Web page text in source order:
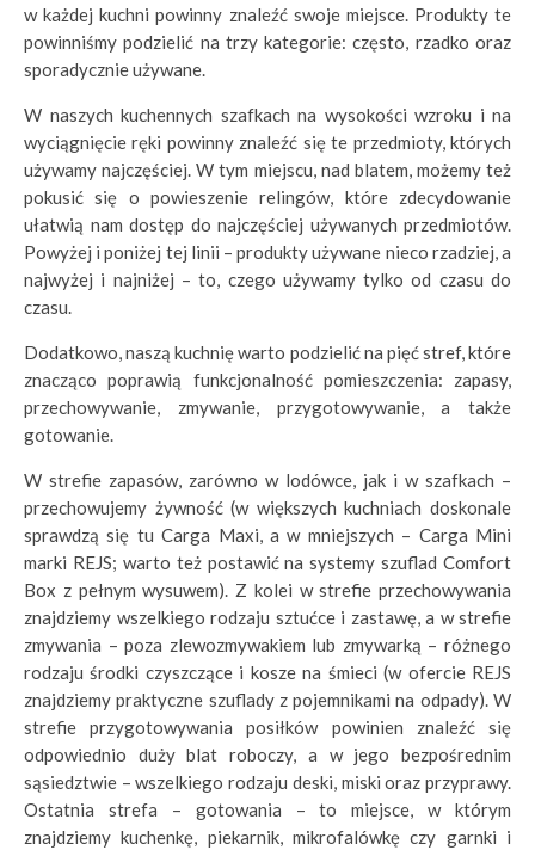
w każdej kuchni powinny znaleźć swoje miejsce. Produkty te
powinniśmy podzielić na trzy kategorie: często, rzadko oraz
sporadycznie używane.
W naszych kuchennych szafkach na wysokości wzroku i na
wyciągnięcie ręki powinny znaleźć się te przedmioty, których
używamy najczęściej. W tym miejscu, nad blatem, możemy też
pokusić się o powieszenie relingów, które zdecydowanie
ułatwią nam dostęp do najczęściej używanych przedmiotów.
Powyżej i poniżej tej linii – produkty używane nieco rzadziej, a
najwyżej i najniżej – to, czego używamy tylko od czasu do
czasu.
Dodatkowo, naszą kuchnię warto podzielić na pięć stref, które
znacząco poprawią funkcjonalność pomieszczenia: zapasy,
przechowywanie, zmywanie, przygotowywanie, a także
gotowanie.
W strefie zapasów, zarówno w lodówce, jak i w szafkach –
przechowujemy żywność (w większych kuchniach doskonale
sprawdzą się tu Carga Maxi, a w mniejszych – Carga Mini
marki REJS; warto też postawić na systemy szuflad Comfort
Box z pełnym wysuwem). Z kolei w strefie przechowywania
znajdziemy wszelkiego rodzaju sztućce i zastawę, a w strefie
zmywania – poza zlewozmywakiem lub zmywarką – różnego
rodzaju środki czyszczące i kosze na śmieci (w ofercie REJS
znajdziemy praktyczne szuflady z pojemnikami na odpady). W
strefie przygotowywania posiłków powinien znaleźć się
odpowiednio duży blat roboczy, a w jego bezpośrednim
sąsiedztwie – wszelkiego rodzaju deski, miski oraz przyprawy.
Ostatnia strefa – gotowania – to miejsce, w którym
znajdziemy kuchenkę, piekarnik, mikrofalówkę czy garnki i